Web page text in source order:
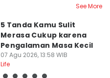
See More
5 Tanda Kamu Sulit
Merasa Cukup karena
Pengalaman Masa Kecil
07 Agu 2026, 13:58 WIB
Life